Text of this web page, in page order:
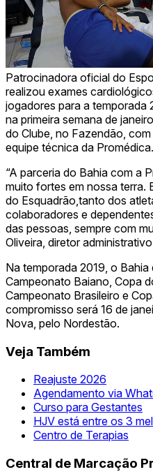
Patrocinadora oficial do
realizou exames
jogadores para a temporada
na primeira semana de
do Clube, no Fazendão,
equipe técnica da Promédica.
“A parceria do Bahia com a
muito fortes em nossa terra.
do Esquadrão,tanto dos
colaboradores e
das pessoas, sempre com
Oliveira, diretor
Na temporada 2019, o
Campeonato Baiano, Copa
Campeonato Brasileiro e
compromisso será 16 de
Nova, pelo Nordestão.
Veja Também
Reajuste 2026
Agendamento via
Curso para Gestantes
HJV está entre os 3
Centro de Terapias
Central de Marcação